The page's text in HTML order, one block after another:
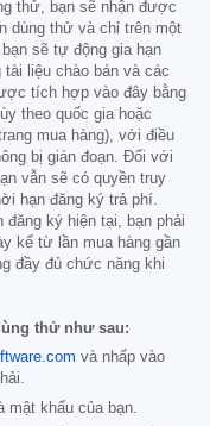
thử, bạn sẽ nhận được
dùng thử và chỉ trên một
sẽ tự động gia hạn
liệu chào bán và các
tích hợp vào đây bằng
theo quốc gia hoặc
mua hàng), với điều
bị gián đoạn. Đối với
vẫn sẽ có quyền truy
hạn đăng ký trả phí.
ký hiện tại, bạn phải
kể từ lần mua hàng gần
đầy đủ chức năng khi
thử như sau:
và nhấp vào
mật khẩu của bạn.